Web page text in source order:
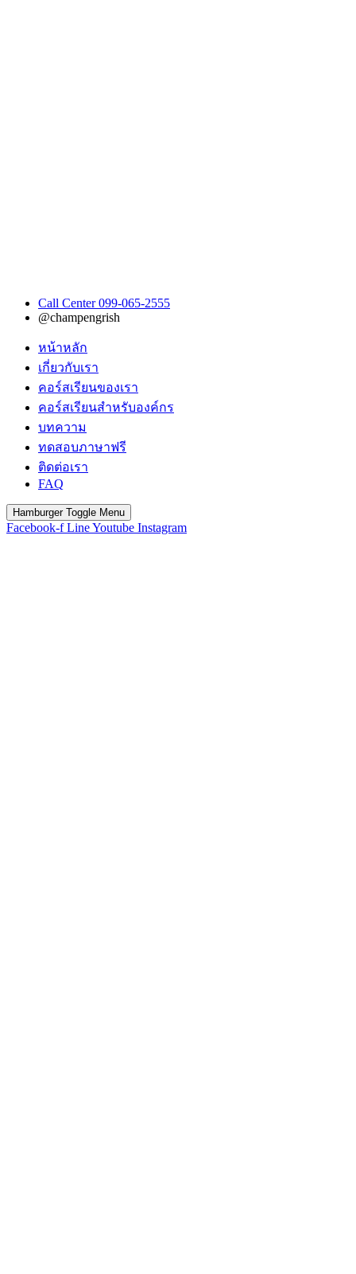
Call Center 099-065-2555
@champengrish
หน้าหลัก
เกี่ยวกับเรา
คอร์สเรียนของเรา
คอร์สเรียนสำหรับองค์กร
บทความ
ทดสอบภาษาฟรี
ติดต่อเรา
FAQ
Hamburger Toggle Menu
Facebook-f LineYoutube Instagram